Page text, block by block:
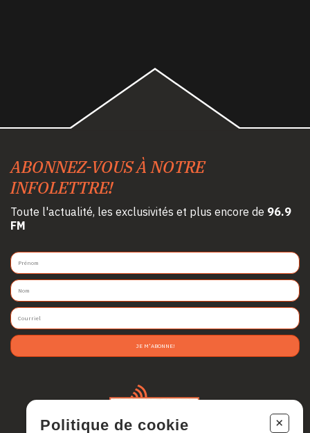
ABONNEZ-VOUS À NOTRE
INFOLETTRE!
Toute l'actualité, les exclusivités et plus encore de 96.9
FM
JE M'ABONNE!
Politique de cookie +